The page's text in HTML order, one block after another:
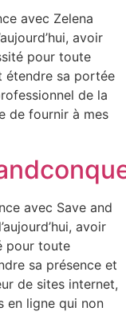
avec Zelena
avoir
pour toute
étendre sa portée
de la
de fournir à mes
avec Save and
avoir
pour toute
sa présence et
de sites internet,
en ligne qui non